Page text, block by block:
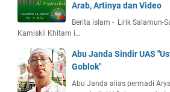
Arab, Artinya dan Video
Berita islam - Lirik Salamun-
Kamiskil Khitam i…
Abu Janda Sindir UAS
Goblok"
Abu Janda alias permadi Arya